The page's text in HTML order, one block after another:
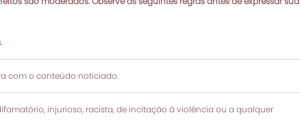
com o conteúdo noticiado.
injurioso, racista, de incitação à violência ou a qualquer